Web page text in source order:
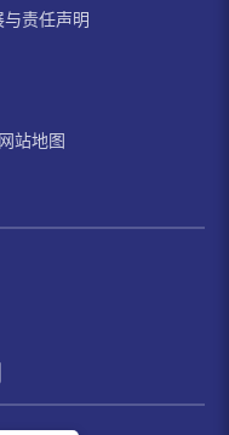
责任声明
网站地图